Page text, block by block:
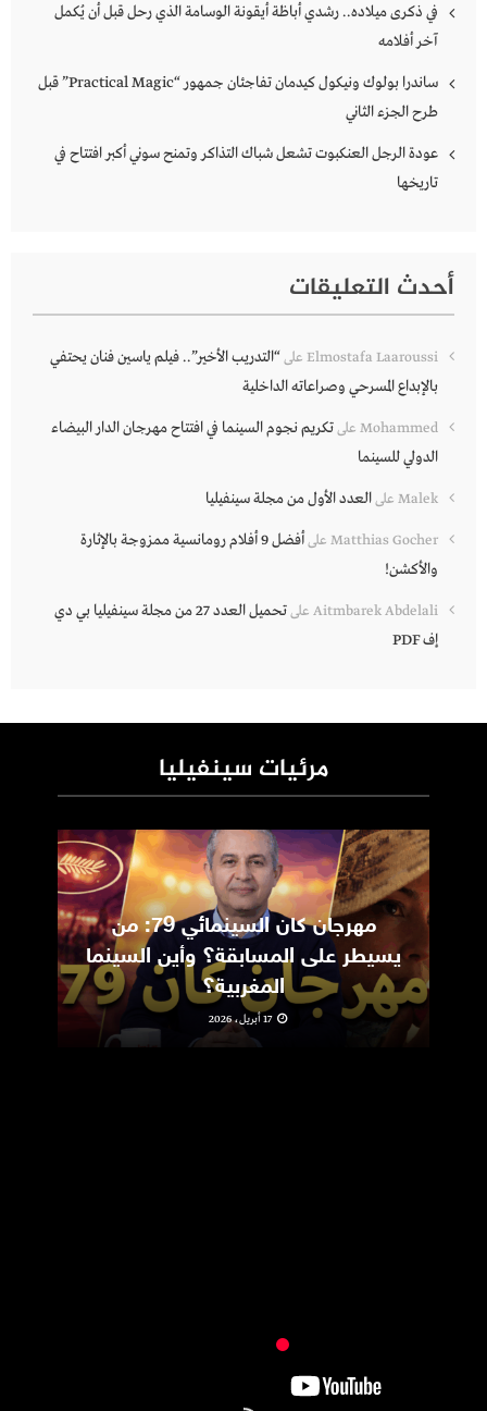
في ذكرى ميلاده.. رشدي أباظة أيقونة الوسامة الذي رحل قبل أن يُكمل
آخر أفلامه
ساندرا بولوك ونيكول كيدمان تفاجئان جمهور “Practical Magic” قبل
طرح الجزء الثاني
عودة الرجل العنكبوت تشعل شباك التذاكر وتمنح سوني أكبر افتتاح في
تاريخها
أحدث التعليقات
Elmostafa Laaroussi على“التدريب الأخير”.. فيلم ياسين فنان يحتفي
بالإبداع المسرحي وصراعاته الداخلية
Mohammed علىتكريم نجوم السينما في افتتاح مهرجان الدار البيضاء
الدولي للسينما
Malek علىالعدد الأول من مجلة سينفيليا
Matthias Gocher على
أفضل 9 أفلام رومانسية ممزوجة بالإثارة
والأكشن!
Aitmbarek Abdelali على
تحميل العدد 27 من مجلة سينفيليا بي دي
إف PDF
مرئيات سينفيليا
مهرجان كان السينمائي 79: من
يسيطر على المسابقة؟ وأين السينما
المغربية؟
17 أبريل، 2026